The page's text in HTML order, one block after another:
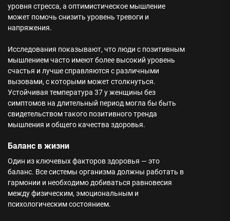
уровня стресса, а оптимистическое мышление
может помочь снизить уровень тревоги и
напряжения.
Исследования показывают, что люди с позитивным
мышлением часто имеют более высокий уровень
счастья и лучше справляются с различными
вызовами, с которыми может столкнуться.
Устойчивая температура 37 у женщины без
симптомов на длительный период могла бы быть
свидетельством такого позитивного тренда
мышления и общего качества здоровья.
Баланс в жизни
Один из ключевых факторов здоровья — это
баланс. Все системы организма должны работать в
гармонии и необходимо добиваться равновесия
между физическим, эмоциональным и
психологическим состоянием.